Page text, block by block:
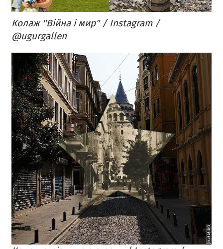
Колаж "Війна і мир" / Instagram /
@ugurgallen